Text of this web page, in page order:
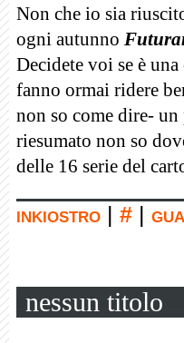
Non che io sia
ogni autunno
Decidete voi se è
fanno ormai ridere
non so come dire- un
riesumato non so
delle 16 serie del
inkiostro #
nessun titolo